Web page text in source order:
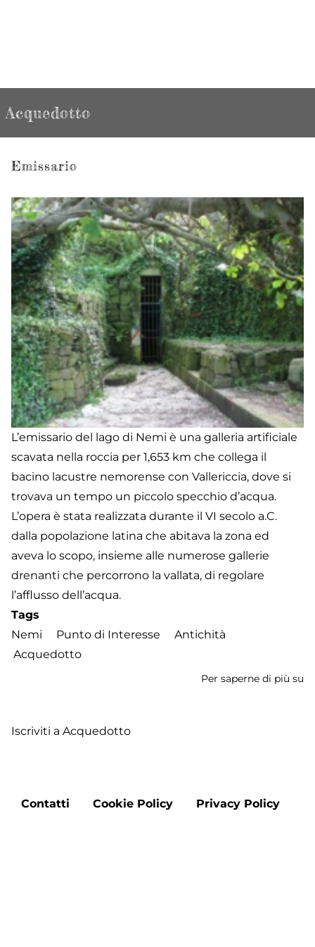
Acquedotto
Emissario
L’emissario del lago di Nemi è una galleria artificiale
scavata nella roccia per 1,653 km che collega il
bacino lacustre nemorense con Vallericcia, dove si
trovava un tempo un piccolo specchio d’acqua.
L’opera è stata realizzata durante il VI secolo a.C.
dalla popolazione latina che abitava la zona ed
aveva lo scopo, insieme alle numerose gallerie
drenanti che percorrono la vallata, di regolare
l’afflusso dell’acqua.
Tags
Nemi
Punto di Interesse
Antichità
Acquedotto
Per saperne di più su
Iscriviti a Acquedotto
Footer
Contatti Cookie Policy Privacy Policy